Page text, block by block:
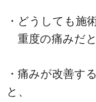
・どうしても施
重度の痛みだ
・痛みが改善す
と、